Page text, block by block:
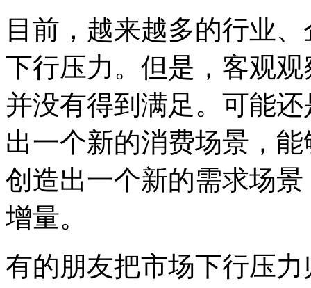
目前，越来越多的行业
下行压力。但是，客观
并没有得到满足。可能
出一个新的消费场景，
创造出一个新的需求场
增量。
有的朋友把市场下行压